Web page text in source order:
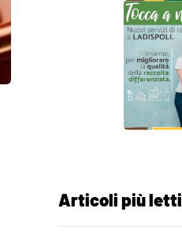
Articoli più letti